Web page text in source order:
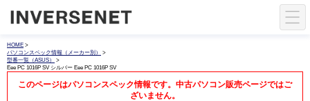
HOME >
パソコンスペック情報（メーカー別）
>
型番一覧（ASUS）
>
Eee PC 1016P SV シルバー Eee PC 1016P SV
このページはパソコンスペック情報です。中古パソコン販売ページではご
ざいません。